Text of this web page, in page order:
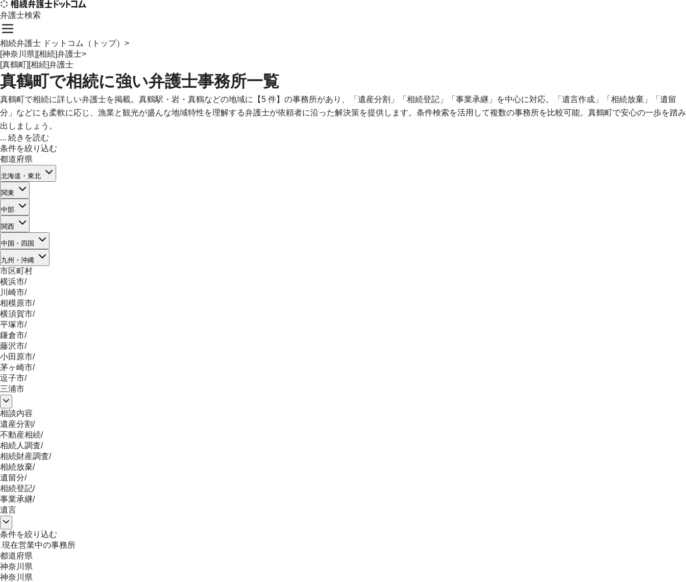
弁護士検索
相続弁護士 ドットコム（トップ） >
[神奈川県][相続]弁護士>
[真鶴町][相続]弁護士
真鶴町で相続に強い弁護士事務所一覧
真鶴町で相続に詳しい弁護士を掲載。真鶴駅・岩・真鶴などの地域に【5 件】の事務所があり、「遺産分割」「相続登記」「事業承継」を中心に対応。「遺言作成」「相続放棄」「遺留
分」などにも柔軟に応じ、漁業と観光が盛んな地域特性を理解する弁護士が依頼者に沿った解決策を提供します。条件検索を活用して複数の事務所を比較可能。真鶴町で安心の一歩を踏み
出しましょう。
... 続きを読む
条件を絞り込む
都道府県
北海道・東北
関東
中部
関西
中国・四国
九州・沖縄
市区町村
横浜市/
川崎市/
相模原市/
横須賀市/
平塚市/
鎌倉市/
藤沢市/
小田原市/
茅ヶ崎市/
逗子市/
三浦市
相談内容
遺産分割/
不動産相続/
相続人調査/
相続財産調査/
相続放棄/
遺留分/
相続登記/
事業承継/
遺言
条件を絞り込む
現在営業中の事務所
都道府県
神奈川県
神奈川県